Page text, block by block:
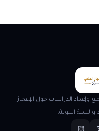
الدراسات حول الإعجاز
والسنة النبوية.